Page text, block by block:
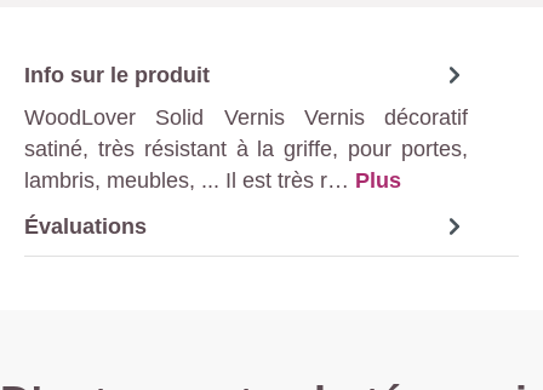
Info sur le produit
WoodLover Solid Vernis Vernis décoratif
satiné, très résistant à la griffe, pour portes,
lambris, meubles, ... Il est très r… Plus
Évaluations